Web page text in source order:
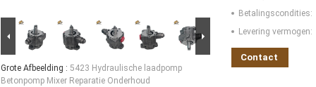
Grote Afbeelding : 5423 Hydraulische laadpomp
Betonpomp Mixer Reparatie Onderhoud
Betalingscondities:
Levering vermogen:
Contact